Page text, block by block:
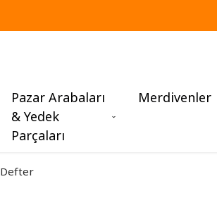
Pazar Arabaları
& Yedek
Parçaları
Merdivenler
Defter